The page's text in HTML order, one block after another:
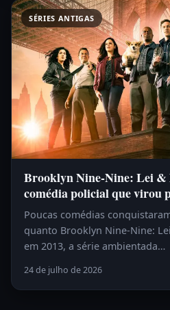
SÉRIES ANTIGAS
Brooklyn Nine-Nine: Lei &
comédia policial que virou
Poucas comédias
quanto Brooklyn Nine-Nine:
em 2013, a série ambientada…
24 de julho de 2026